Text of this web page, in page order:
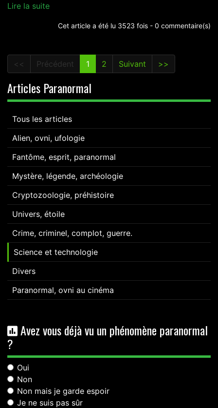
Lire la suite
Cet article a été lu 3523 fois - 0 commentaire(s)
<< Précédent 1 2 Suivant >>
Articles Paranormal
Tous les articles
Alien, ovni, ufologie
Fantôme, esprit, paranormal
Mystère, légende, archéologie
Cryptozoologie, préhistoire
Univers, étoile
Crime, criminel, complot, guerre.
Science et technologie
Divers
Paranormal, ovni au cinéma
Avez vous déjà vu un phénomène paranormal
?
Oui
Non
Non mais je garde espoir
Je ne suis pas sûr